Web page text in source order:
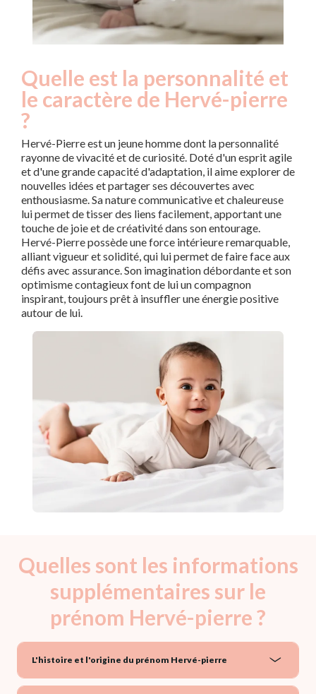
Quelle est la personnalité et
le caractère de Hervé-pierre
?
Hervé-Pierre est un jeune homme dont la personnalité
rayonne de vivacité et de curiosité. Doté d'un esprit agile
et d'une grande capacité d'adaptation, il aime explorer de
nouvelles idées et partager ses découvertes avec
enthousiasme. Sa nature communicative et chaleureuse
lui permet de tisser des liens facilement, apportant une
touche de joie et de créativité dans son entourage.
Hervé-Pierre possède une force intérieure remarquable,
alliant vigueur et solidité, qui lui permet de faire face aux
défis avec assurance. Son imagination débordante et son
optimisme contagieux font de lui un compagnon
inspirant, toujours prêt à insuffler une énergie positive
autour de lui.
Quelles sont les informations
supplémentaires sur le
prénom Hervé-pierre ?
L'histoire et l'origine du prénom Hervé-pierre